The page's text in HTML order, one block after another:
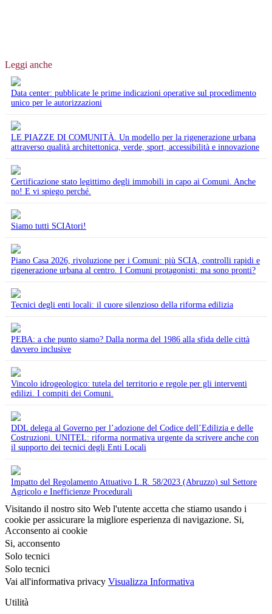
Leggi anche
Data center: pubblicate le prime indicazioni operative sul procedimento
unico per le autorizzazioni
LE PIAZZE DI COMUNITÀ. Un modello per la rigenerazione urbana
attraverso qualità architettonica, verde, sport, accessibilità e innovazione
Certificazione stato legittimo degli immobili in capo ai Comuni. Anche
no! E vi spiego perché.
Siamo tutti SCIAtori!
Piano Casa 2026, rivoluzione per i Comuni: più SCIA, controlli rapidi e
rigenerazione urbana al centro. I Comuni protagonisti: ma sono pronti?
Tecnici degli enti locali: il cuore silenzioso della riforma edilizia
PEBA: a che punto siamo? Dalla norma del 1986 alla sfida delle città
davvero inclusive
Vincolo idrogeologico: tutela del territorio e regole per gli interventi
edilizi. I compiti dei Comuni.
DDL delega al Governo per l’adozione del Codice dell’Edilizia e delle
Costruzioni. UNITEL: riforma normativa urgente da scrivere anche con
il supporto dei tecnici degli Enti Locali
Impatto del Regolamento Attuativo L.R. 58/2023 (Abruzzo) sul Settore
Agricolo e Inefficienze Procedurali
Visitando il nostro sito Web l'utente accetta che stiamo usando i
cookie per assicurare la migliore esperienza di navigazione. Si,
Acconsento ai cookie
Si, acconsento
Solo tecnici
Solo tecnici
Vai all'informativa privacy Visualizza Informativa
Utilità